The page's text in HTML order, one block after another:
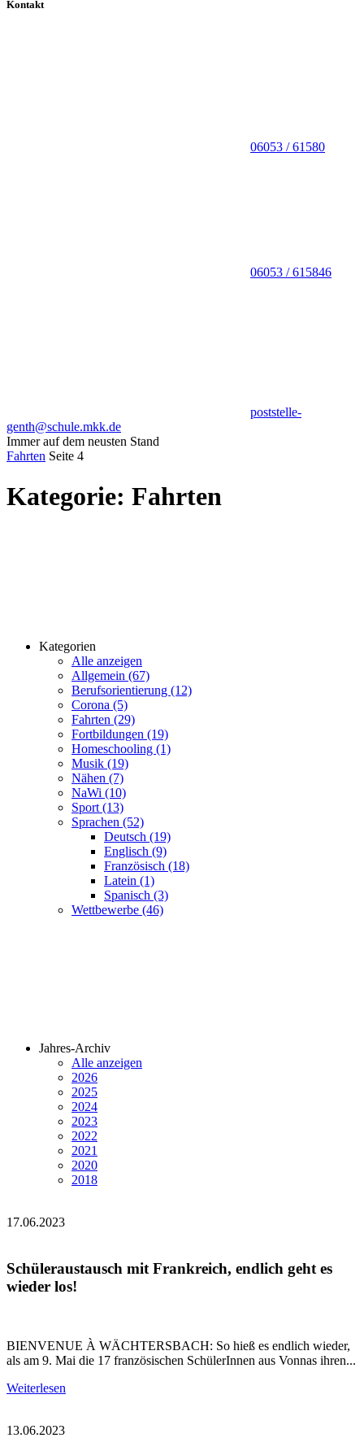
Kontakt
06053 / 61580
06053 / 615846
poststelle-
genth@schule.mkk.de
Immer auf dem neusten Stand
Fahrten Seite 4
Kategorie: Fahrten
Kategorien
Alle anzeigen
Allgemein (67)
Berufsorientierung (12)
Corona (5)
Fahrten (29)
Fortbildungen (19)
Homeschooling (1)
Musik (19)
Nähen (7)
NaWi (10)
Sport (13)
Sprachen (52)
Deutsch (19)
Englisch (9)
Französisch (18)
Latein (1)
Spanisch (3)
Wettbewerbe (46)
Jahres-Archiv
Alle anzeigen
2026
2025
2024
2023
2022
2021
2020
2018
17.06.2023
Schüleraustausch mit Frankreich, endlich geht es
wieder los!
BIENVENUE À WÄCHTERSBACH: So hieß es endlich wieder,
als am 9. Mai die 17 französischen SchülerInnen aus Vonnas ihren...
Weiterlesen
13.06.2023